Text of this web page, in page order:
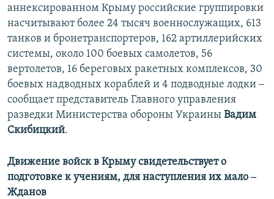
аннексированном Крыму российские группировки
насчитывают более 24 тысяч военнослужащих, 613
танков и бронетранспортеров, 162 артиллерийских
системы, около 100 боевых самолетов, 56
вертолетов, 16 береговых ракетных комплексов, 30
боевых надводных кораблей и 4 подводные лодки ‒
сообщает представитель Главного управления
разведки Министерства обороны Украины Вадим
Скибицкий.
Движение войск в Крыму свидетельствует о
подготовке к учениям, для наступления их мало ‒
Жданов